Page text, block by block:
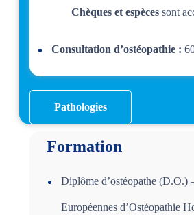
Chèques et espècessont
Consultation d’ostéopathie :
Pathologies
Formation
Diplôme d’ostéopathe (D.O.)
Européennes d’Ostéopathie